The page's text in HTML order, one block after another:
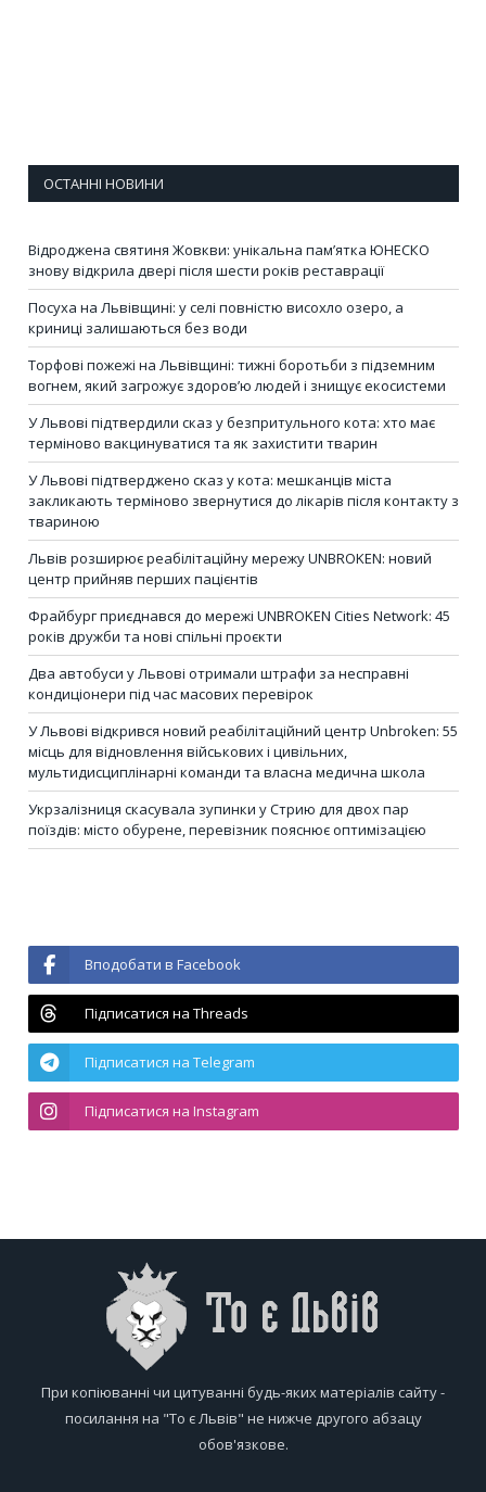
ОСТАННІ НОВИНИ
Відроджена святиня Жовкви: унікальна пам’ятка ЮНЕСКО
знову відкрила двері після шести років реставрації
Посуха на Львівщині: у селі повністю висохло озеро, а
криниці залишаються без води
Торфові пожежі на Львівщині: тижні боротьби з підземним
вогнем, який загрожує здоров’ю людей і знищує екосистеми
У Львові підтвердили сказ у безпритульного кота: хто має
терміново вакцинуватися та як захистити тварин
У Львові підтверджено сказ у кота: мешканців міста
закликають терміново звернутися до лікарів після контакту з
твариною
Львів розширює реабілітаційну мережу UNBROKEN: новий
центр прийняв перших пацієнтів
Фрайбург приєднався до мережі UNBROKEN Cities Network: 45
років дружби та нові спільні проєкти
Два автобуси у Львові отримали штрафи за несправні
кондиціонери під час масових перевірок
У Львові відкрився новий реабілітаційний центр Unbroken: 55
місць для відновлення військових і цивільних,
мультидисциплінарні команди та власна медична школа
Укрзалізниця скасувала зупинки у Стрию для двох пар
поїздів: місто обурене, перевізник пояснює оптимізацією
Вподобати в Facebook
Підписатися на Threads
Підписатися на Telegram
Підписатися на Instagram
При копіюванні чи цитуванні будь-яких матеріалів сайту -
посилання на "То є Львів" не нижче другого абзацу
обов'язкове.